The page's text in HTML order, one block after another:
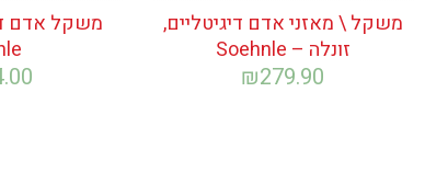
משקל \ מאזני אדם דיגיטליים,
זונלה – Soehnle
₪279.90
משקל אדם